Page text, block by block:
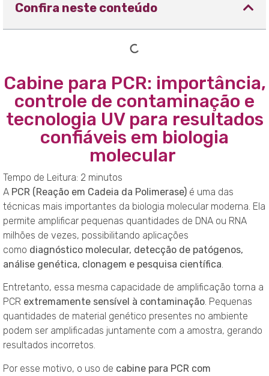
Confira neste conteúdo
Cabine para PCR: importância,
controle de contaminação e
tecnologia UV para resultados
confiáveis em biologia
molecular
Tempo de Leitura: 2 minutos
A PCR (Reação em Cadeia da Polimerase) é uma das
técnicas mais importantes da biologia molecular moderna. Ela
permite amplificar pequenas quantidades de DNA ou RNA
milhões de vezes, possibilitando aplicações
como diagnóstico molecular, detecção de patógenos,
análise genética, clonagem e pesquisa científica.
Entretanto, essa mesma capacidade de amplificação torna a
PCR extremamente sensível à contaminação. Pequenas
quantidades de material genético presentes no ambiente
podem ser amplificadas juntamente com a amostra, gerando
resultados incorretos.
Por esse motivo, o uso de cabine para PCR com